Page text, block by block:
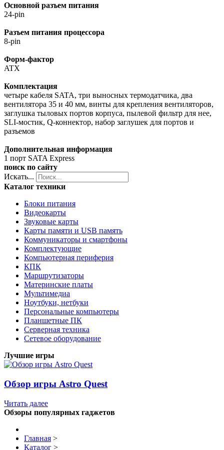
Основной разъем питания
24-pin
Разъем питания процессора
8-pin
Форм-фактор
ATX
Комплектация
четыре кабеля SATA, три выносных термодатчика, два
вентилятора 35 и 40 мм, винты для крепления вентиляторов,
заглушка тыловых портов корпуса, пылевой фильтр для нее,
SLI-мостик, Q-коннектор, набор заглушек для портов и
разъемов
Дополнительная информация
1 порт SATA Express
поиск по сайту
Искать...
Каталог техники
Блоки питания
Видеокарты
Звуковые карты
Карты памяти и USB память
Коммуникаторы и смартфоны
Комплектующие
Компьютерная периферия
КПК
Маршрутизаторы
Материнские платы
Мультимедиа
Ноутбуки, нетбуки
Персональные компьютеры
Планшетные ПК
Серверная техника
Сетевое оборудование
Лучшие игры
Обзор игры Astro Quest
Читать далее
Обзоры популярных гаджетов
Главная >
Каталог >